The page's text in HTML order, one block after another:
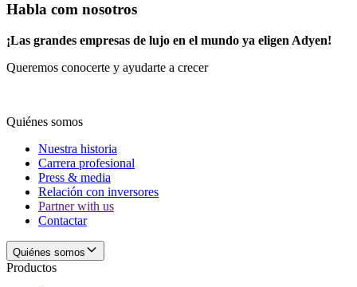
Habla com nosotros
¡Las grandes empresas de lujo en el mundo ya eligen Adyen!
Queremos conocerte y ayudarte a crecer
Quiénes somos
Nuestra historia
Carrera profesional
Press & media
Relación con inversores
Partner with us
Contactar
Quiénes somos
Productos